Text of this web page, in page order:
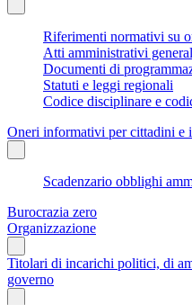
Riferimenti normativi su
Atti amministrativi
Documenti di
Statuti e leggi regionali
Codice disciplinare e
Oneri informativi per cittadini e
Scadenzario obblighi
Burocrazia zero
Organizzazione
Titolari di incarichi politici, di
governo